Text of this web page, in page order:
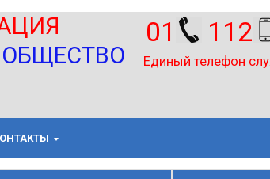
112
Единый телефон службы спасения